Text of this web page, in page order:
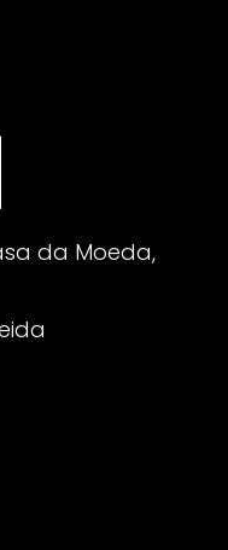
da Moeda,